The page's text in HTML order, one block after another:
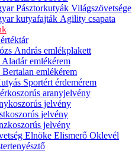
Pásztorkutyák Világszövetsége
kutyafajták Agility csapata
András emlékplakett
emlékérem
emlékérem
Sportért érdemérem
aranyjelvény
jelvény
jelvény
jelvény
Elnöke Elismerő Oklevél